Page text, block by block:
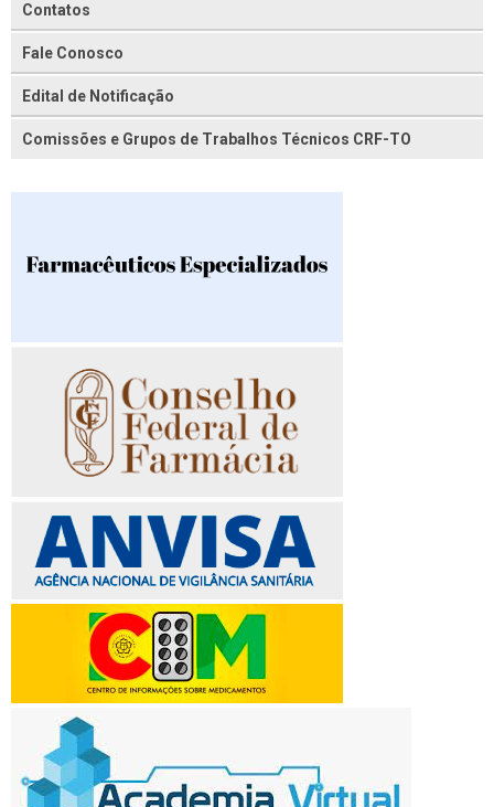
Contatos
Fale Conosco
Edital de Notificação
Comissões e Grupos de Trabalhos Técnicos CRF-TO